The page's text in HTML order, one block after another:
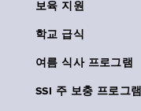
보육 지원
학교 급식
여름 식사 프로그램
SSI 주 보충 프로그램